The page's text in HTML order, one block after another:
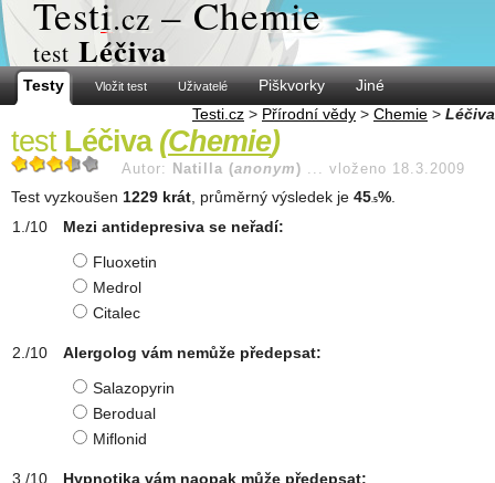
Testi.cz – Chemie
test Léčiva
Testy Vložit test Uživatelé Piškvorky
Jiné
Testi.cz > Přírodní vědy > Chemie > Léčiva
test Léčiva (Chemie)
Autor: Natilla (anonym ) ... vloženo 18.3.2009
Test vyzkoušen 1229 krát , průměrný výsledek je 45 .5%
Mezi antidepresiva se neřadí:
Fluoxetin
Medrol
Citalec
Alergolog vám nemůže předepsat:
Salazopyrin
Berodual
Miflonid
Hypnotika vám naopak může předepsat: